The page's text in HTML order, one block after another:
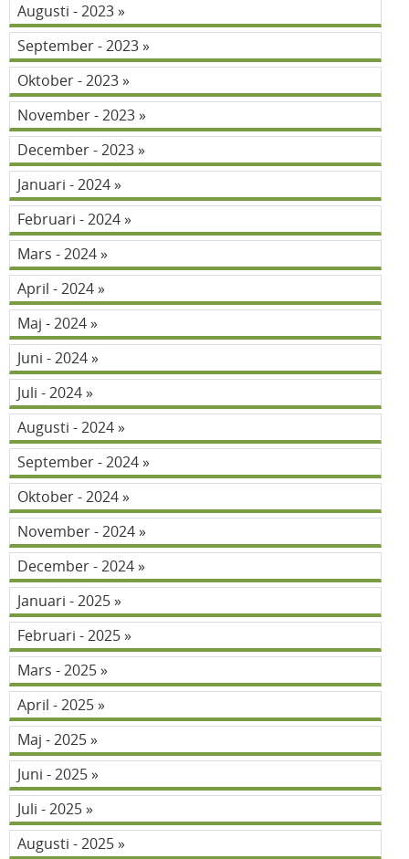
Augusti - 2023
September - 2023
Oktober - 2023
November - 2023
December - 2023
Januari - 2024
Februari - 2024
Mars - 2024
April - 2024
Maj - 2024
Juni - 2024
Juli - 2024
Augusti - 2024
September - 2024
Oktober - 2024
November - 2024
December - 2024
Januari - 2025
Februari - 2025
Mars - 2025
April - 2025
Maj - 2025
Juni - 2025
Juli - 2025
Augusti - 2025